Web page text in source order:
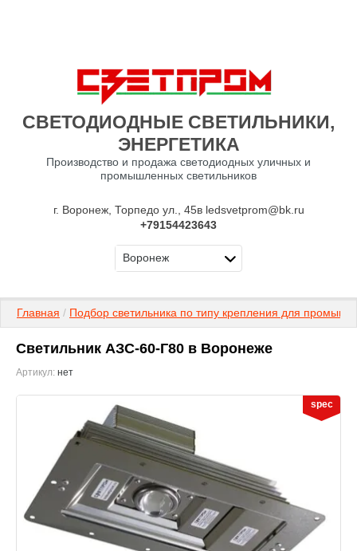
СВЕТОДИОДНЫЕ СВЕТИЛЬНИКИ,
ЭНЕРГЕТИКА
Производство и продажа светодиодных уличных и
промышленных светильников
Воронеж
+79154423643
г. Воронеж, Торпедо ул., 45в ledsvetprom@bk.ru
Главная / Подбор светильника по типу крепления для
Светильник АЗС-60-Г80 в Воронеже
Артикул: нет
spec